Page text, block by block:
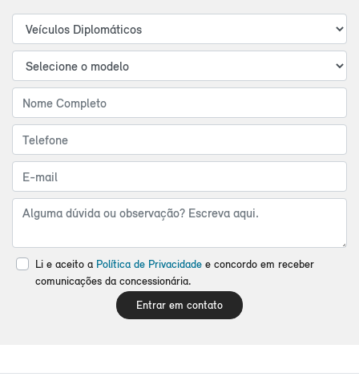
Li e aceito a Política de Privacidadee concordo em receber
comunicações da concessionária.
Entrar em contato